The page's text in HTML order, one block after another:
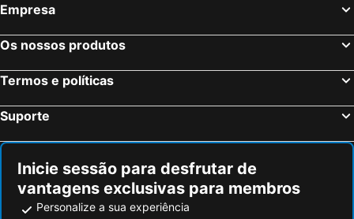
Rochehaut, bed and breakfasts
Assesse, bed and breakfasts
Hastière, bed and breakfasts
Houyet, bed and breakfasts
Hotton, bed and breakfasts
Fagnon, bed and breakfasts
Floing, bed and breakfasts
Empresa
Os nossos produtos
Termos e políticas
Suporte
Inicie sessão para desfrutar de
vantagens exclusivas para membros
Personalize a sua experiência